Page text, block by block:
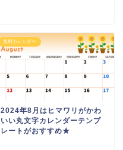
無料カレンダー
2024年8月はヒマワリがかわ
いい丸文字カレンダーテンプ
レートがおすすめ★